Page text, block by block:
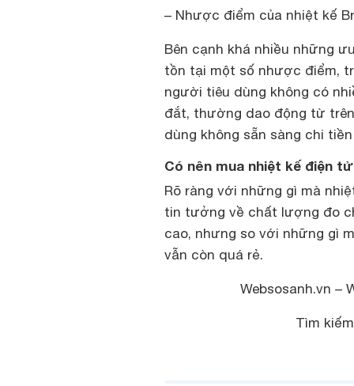
– Nhược điểm của nhiệt kế
Bên cạnh khá nhiều những
tồn tại một số nhược điểm,
người tiêu dùng không có
đắt, thường dao động từ
dùng không sẵn sàng chi
Có nên mua nhiệt kế điện
Rõ ràng với những gì mà
tin tưởng về chất lượng đo
cao, nhưng so với những gì
vẫn còn quá rẻ.
Websosanh.vn –
Tìm